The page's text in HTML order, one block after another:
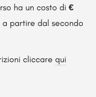
ha un costo di €
a partire dal secondo
cliccare qui